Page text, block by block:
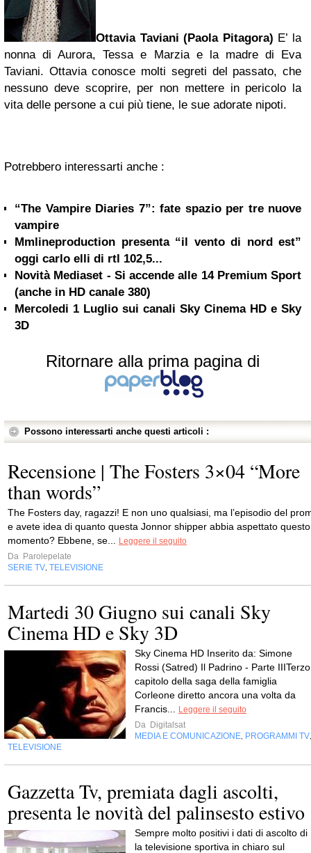
Ottavia Taviani (Paola Pitagora) E’ la
nonna di Aurora, Tessa e Marzia e la madre di Eva
Taviani. Ottavia conosce molti segreti del passato, che
nessuno deve scoprire, per non mettere in pericolo la
vita delle persone a cui più tiene, le sue adorate nipoti.
Potrebbero interessarti anche :
“The Vampire Diaries 7”: fate spazio per tre nuove
vampire
Mmlineproduction presenta “il vento di nord est”
oggi carlo elli di rtl 102,5...
Novità Mediaset - Si accende alle 14 Premium Sport
(anche in HD canale 380)
Mercoledi 1 Luglio sui canali Sky Cinema HD e Sky
3D
Ritornare alla prima pagina di
Possono interessarti anche questi articoli :
Recensione | The Fosters 3×04 “More
than words”
The Fosters day, ragazzi! E non uno qualsiasi, ma l’episodio del
e avete idea di quanto questa Jonnor shipper abbia aspettato questo
momento? Ebbene, se...
Leggere il seguito
Da Parolepelate
SERIE TV TELEVISIONE
Martedi 30 Giugno sui canali Sky
Cinema HD e Sky 3D
Sky Cinema HD Inserito da: Simone
Rossi (Satred) Il Padrino - Parte IIITerzo
capitolo della saga della famiglia
Corleone diretto ancora una volta da
Francis...
Leggere il seguito
Da Digitalsat
MEDIA E COMUNICAZIONE PROGRAMMI TV
TELEVISIONE
Gazzetta Tv, premiata dagli ascolti,
presenta le novità del palinsesto estivo
Sempre molto positivi i dati di ascolto di
la televisione sportiva in chiaro sul